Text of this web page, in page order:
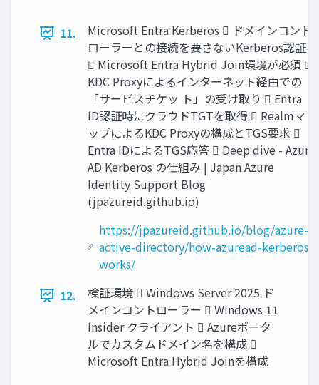
11.
Microsoft Entra Kerberos  ドメインコント
ローラーとの接続を要さないKerberos認証
 Microsoft Entra Hybrid Join環境が必須 
KDC Proxyによるインターネット経由での
「サービスチケッ ト」の受け取り  Entra
ID認証時にクラウドTGTを取得  Realmマ
ップによるKDC Proxyの構成とTGS要求 
Entra IDによるTGS応答  Deep dive - Azure
AD Kerberos の仕組み | Japan Azure
Identity Support Blog
(jpazureid.github.io)
https://jpazureid.github.io/blog/azure-
active-directory/how-azuread-kerberos-
works/
12.
検証環境  Windows Server 2025 ド
メインコントローラー  Windows 11
Insider クライアント  Azureポータ
ルでカスタムドメイン名を構成 
Microsoft Entra Hybrid Joinを構成